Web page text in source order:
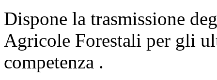
Dispone la trasmissione
Agricole Forestali per gli
competenza .